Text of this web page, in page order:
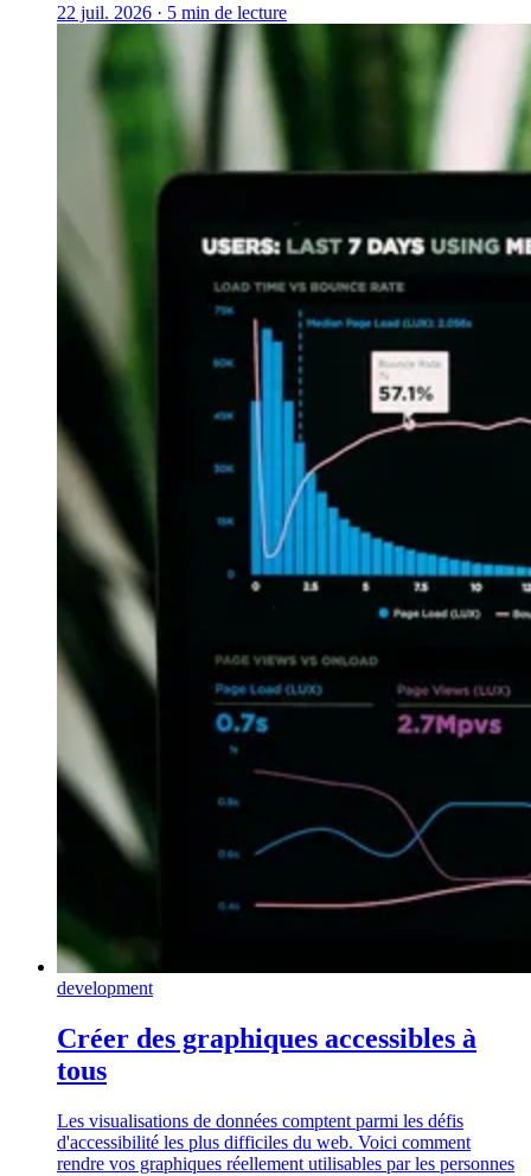
22 juil. 2026 · 5 min de lecture
development
Créer des graphiques accessibles à
tous
Les visualisations de données comptent parmi les défis
d'accessibilité les plus difficiles du web. Voici comment
rendre vos graphiques réellement utilisables par les personnes